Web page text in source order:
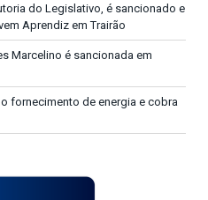
do Legislativo, é sancionado e
Aprendiz em Trairão
Marcelino é sancionada em
fornecimento de energia e cobra